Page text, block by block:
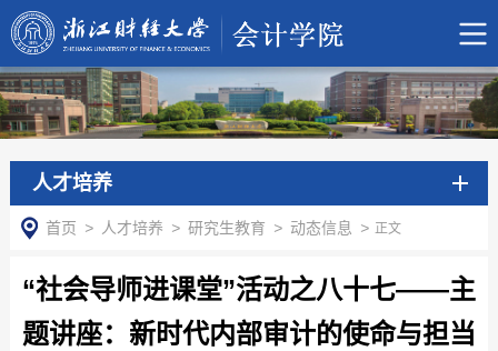
人才培养
首页 > 人才培养 > 研究生教育 > 动态信息 > 正文
“社会导师进课堂”活动之八十七——主
题讲座：新时代内部审计的使命与担当